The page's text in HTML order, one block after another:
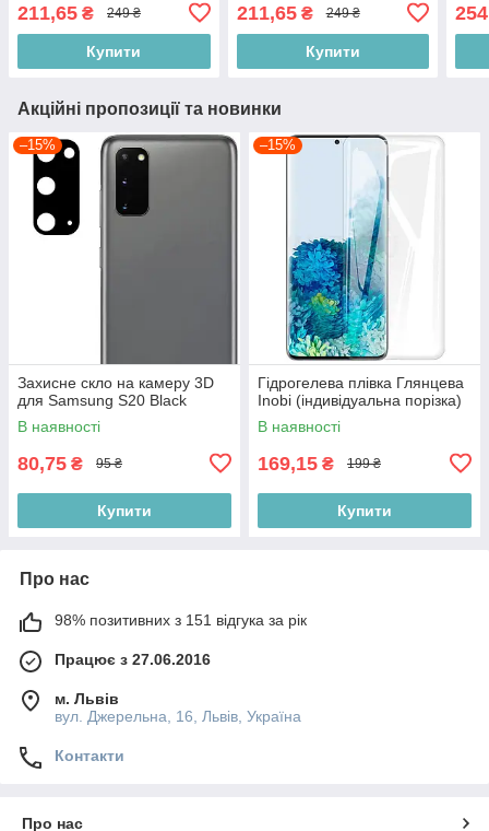
211,65 ₴ 249 ₴
Купити
211,65₴ 249 ₴
Купити
Акційні пропозиції та новинки
–15%
Захисне скло на камеру 3D
для Samsung S20 Black
В наявності
80,75 ₴ 95 ₴
Купити
–15%
Гідрогелева плівка Глянцева
Inobi (індивідуальна порізка)
В наявності
169,15 ₴ 199 ₴
Купити
Про нас
98% позитивних з 151 відгука за рік
Працює з 27.06.2016
м. Львів
вул. Джерельна, 16, Львів, Україна
Контакти
Про нас